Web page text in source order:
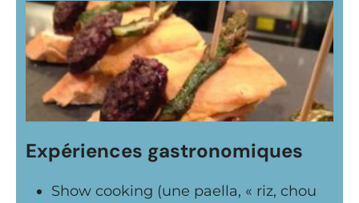
Expériences gastronomiques
Show cooking (une paella, « riz, chou